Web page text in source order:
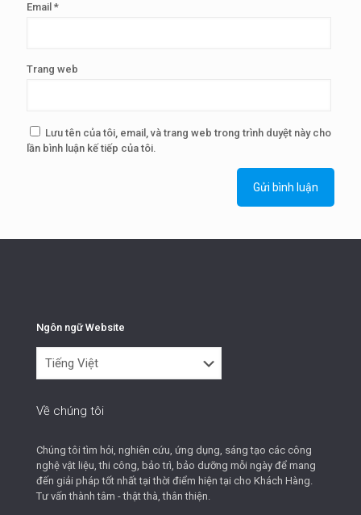
Email *
Trang web
Lưu tên của tôi, email, và trang web trong trình duyệt này cho
lần bình luận kế tiếp của tôi.
Ngôn ngữ Website
Ngôn
ngữ
Về chúng tôi
Chúng tôi tìm hỏi, nghiên cứu, ứng dụng, sáng tạo các công
nghệ vật liệu, thi công, bảo trì, bảo dưỡng mỗi ngày để mang
đến giải pháp tốt nhất tại thời điểm hiện tại cho Khách Hàng.
Tư vấn thành tâm - thật thà, thân thiện.